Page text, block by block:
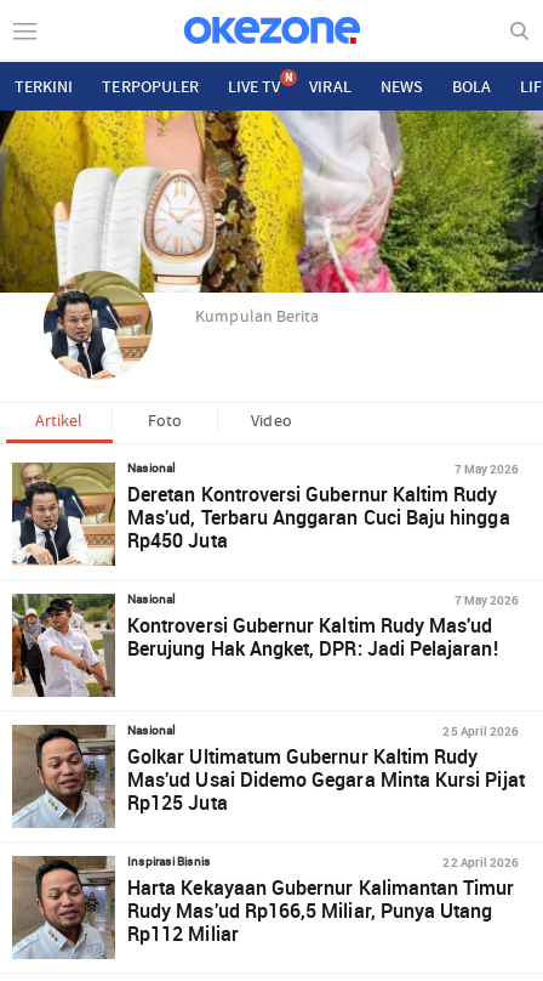
TERKINI TERPOPULER LIVE TV N VIRAL NEWS BOLA
Kumpulan Berita
Artikel Foto Video
Nasional 7 May 2026
Deretan Kontroversi Gubernur Kaltim Rudy
Mas'ud, Terbaru Anggaran Cuci Baju hingga
Rp450 Juta
Nasional 7 May 2026
Kontroversi Gubernur Kaltim Rudy Mas'ud
Berujung Hak Angket, DPR: Jadi Pelajaran!
Nasional 25 April 2026
Golkar Ultimatum Gubernur Kaltim Rudy
Mas'ud Usai Didemo Gegara Minta Kursi Pijat
Rp125 Juta
Inspirasi Bisnis 22 April 2026
Harta Kekayaan Gubernur Kalimantan Timur
Rudy Mas'ud Rp166,5 Miliar, Punya Utang
Rp112 Miliar